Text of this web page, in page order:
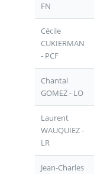
FN
Cécile
CUKIERMAN
- PCF
Chantal
GOMEZ - LO
Laurent
WAUQUIEZ -
LR
Jean-Charles